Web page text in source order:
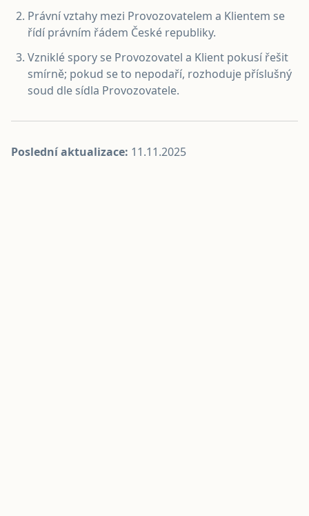
Právní vztahy mezi Provozovatelem a Klientem se
řídí právním řádem České republiky.
Vzniklé spory se Provozovatel a Klient pokusí řešit
smírně; pokud se to nepodaří, rozhoduje příslušný
soud dle sídla Provozovatele.
Poslední aktualizace: 11.11.2025